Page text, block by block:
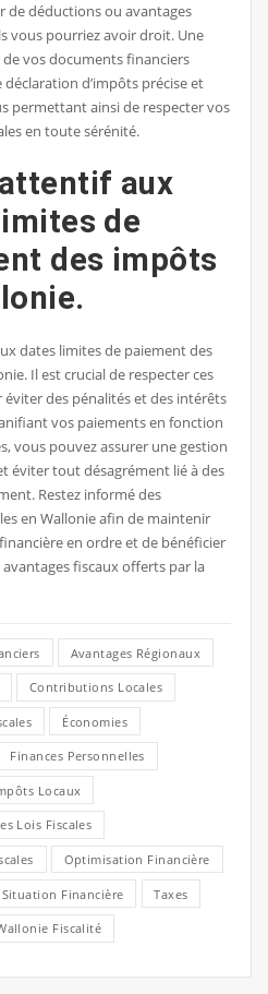
de déductions ou avantages
vous pourriez avoir droit. Une
de vos documents financiers
d’impôts précise et
permettant ainsi de respecter vos
en toute sérénité.
aux
de
des impôts
dates limites de paiement des
Il est crucial de respecter ces
éviter des pénalités et des intérêts
vos paiements en fonction
vous pouvez assurer une gestion
éviter tout désagrément lié à des
Restez informé des
en Wallonie afin de maintenir
en ordre et de bénéficier
fiscaux offerts par la
Avantages Régionaux
Contributions Locales
Économies
Finances Personnelles
Locaux
Lois Fiscales
Optimisation Financière
Situation Financière Taxes
Fiscalité